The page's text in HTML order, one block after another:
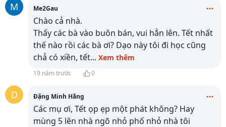
M Me2Gau
Chào cả nhà.
Thấy các bà vào buôn bán, vui hẳn lên. Tết nhất
thế nào rồi các bà ơi? Dạo này tôi đi học cũng
chả có xiền, tết... Xem thêm
19 năm trước 0
D Đặng Minh Hằng
Các mụ ơi, Tết ọp ẹp một phát không? Hay
mùng 5 lên nhà ngõ nhỏ phố nhỏ nhà tôi